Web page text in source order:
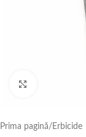
Prima pagină/ Erbicide